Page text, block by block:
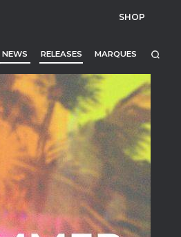
SHOP
NEWS RELEASES MARQUES